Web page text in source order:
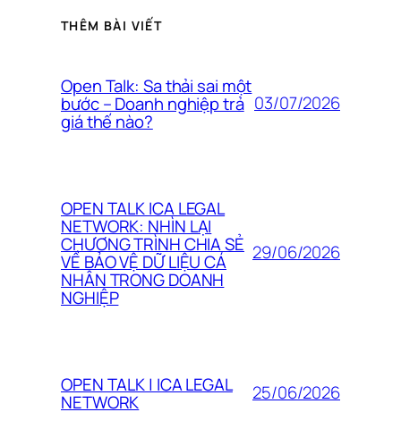
THÊM BÀI VIẾT
Open Talk: Sa thải sai một
bước – Doanh nghiệp trả
giá thế nào?
03/07/2026
OPEN TALK ICA LEGAL
NETWORK: NHÌN LẠI
CHƯƠNG TRÌNH CHIA SẺ
VỀ BẢO VỆ DỮ LIỆU CÁ
NHÂN TRONG DOANH
NGHIỆP
29/06/2026
OPEN TALK | ICA LEGAL
NETWORK 25/06/2026